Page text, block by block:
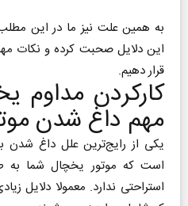
به همین علت نیز ما در این
این دلایل صحبت کرده و نکات
قرار دهیم.
کارکردن
مهم داغ شدن
یکی از رایج‌ترین علل داغ
است که موتور یخچال شما به
استراحتی ندارد. معمولا دلایل